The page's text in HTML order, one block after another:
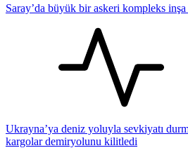
Saray’da büyük bir askeri kompleks inşa
Ukrayna’ya deniz yoluyla sevkiyatı
kargolar demiryolunu kilitledi